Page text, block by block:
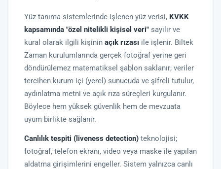
Yüz tanıma sistemlerinde işlenen yüz verisi, KVKK
kapsamında "özel nitelikli kişisel veri" sayılır ve
kural olarak ilgili kişinin açık rızası ile işlenir. Biltek
Zaman kurulumlarında gerçek fotoğraf yerine geri
döndürülemez matematiksel şablon saklanır; veriler
tercihen kurum içi (yerel) sunucuda ve şifreli tutulur,
aydınlatma metni ve açık rıza süreçleri kurgulanır.
Böylece hem yüksek güvenlik hem de mevzuata
uyum birlikte sağlanır.
Canlılık tespiti (liveness detection) teknolojisi;
fotoğraf, telefon ekranı, video veya maske ile yapılan
aldatma girişimlerini engeller. Sistem yalnızca canlı